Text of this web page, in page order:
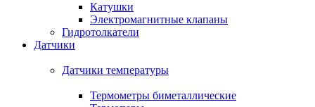
Катушки
Электромагнитные клапаны
Гидротолкатели
Датчики
Датчики температуры
Термометры биметаллические